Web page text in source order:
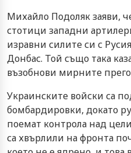
Михайло Подоляк заяви,
стотици западни
изравни силите си с
Донбас. Той също така
възобнови мирните
Украинските войски са
бомбардировки, докато
поемат контрола над
са хвърлили на фронта